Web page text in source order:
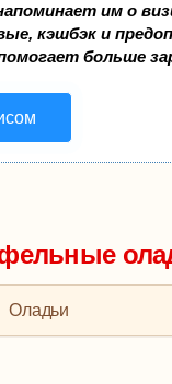
им о
кэшбэк и
больше
Оладьи